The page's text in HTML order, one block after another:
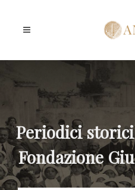
Periodici
Fondazione